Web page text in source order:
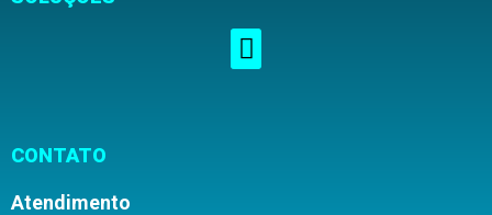
CONTATO
Atendimento